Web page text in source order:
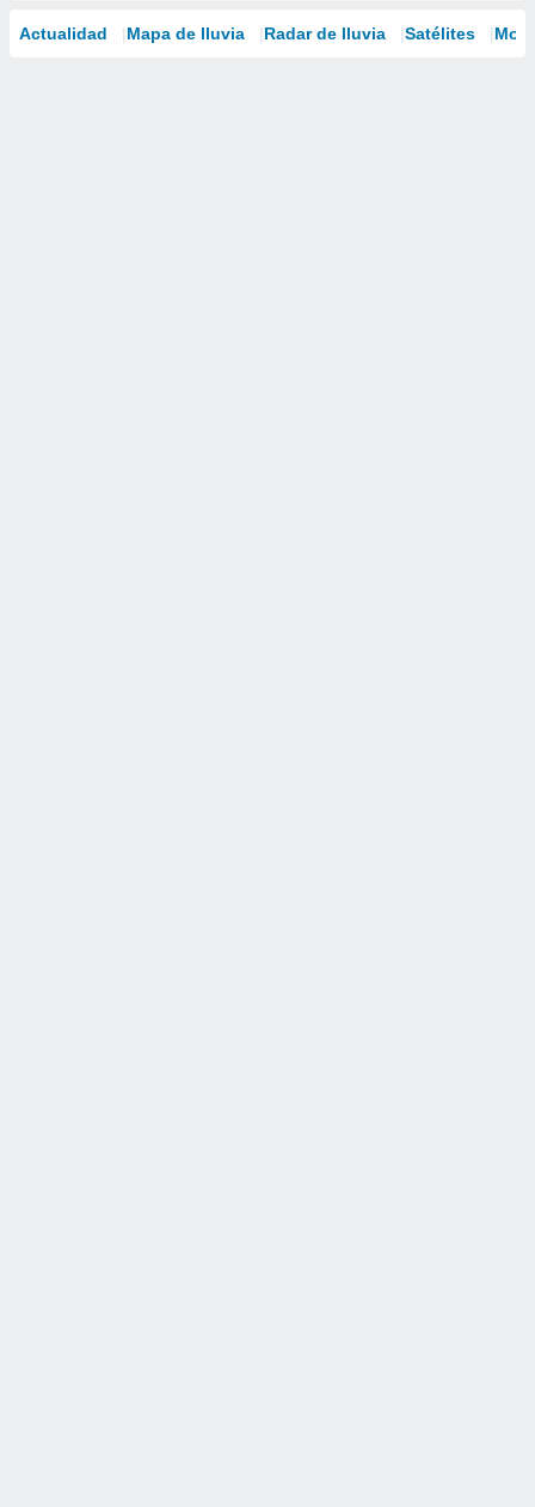
Actualidad Mapa de lluvia Radar de lluvia Satélites